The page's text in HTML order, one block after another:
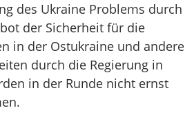
des Ukraine Problems durch
der Sicherheit für die
in der Ostukraine und andere
durch die Regierung in
in der Runde nicht ernst